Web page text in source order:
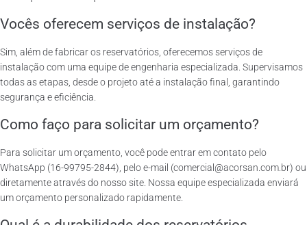
Vocês oferecem serviços de instalação?
Sim, além de fabricar os reservatórios, oferecemos serviços de
instalação com uma equipe de engenharia especializada. Supervisamos
todas as etapas, desde o projeto até a instalação final, garantindo
segurança e eficiência.
Como faço para solicitar um orçamento?
Para solicitar um orçamento, você pode entrar em contato pelo
WhatsApp (16-99795-2844), pelo e-mail (comercial@acorsan.com.br) ou
diretamente através do nosso site. Nossa equipe especializada enviará
um orçamento personalizado rapidamente.